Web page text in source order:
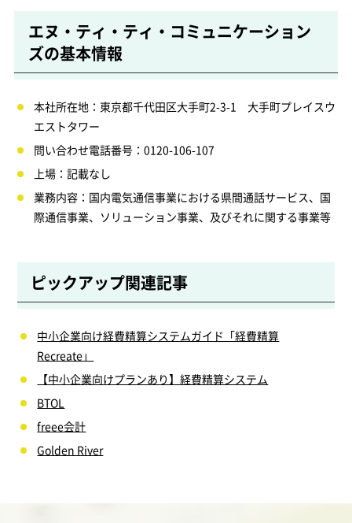
エヌ・ティ・ティ・コミュニケーション
ズの基本情報
本社所在地：東京都千代田区大手町2-3-1 大手町プレイスウ
エストタワー
問い合わせ電話番号：0120-106-107
上場：記載なし
業務内容：国内電気通信事業における県間通話サービス、国
際通信事業、ソリューション事業、及びそれに関する事業等
ピックアップ関連記事
中小企業向け経費精算システムガイド「経費精算
Recreate」
【中小企業向けプランあり】経費精算システム
BTOL
freee会計
Golden River